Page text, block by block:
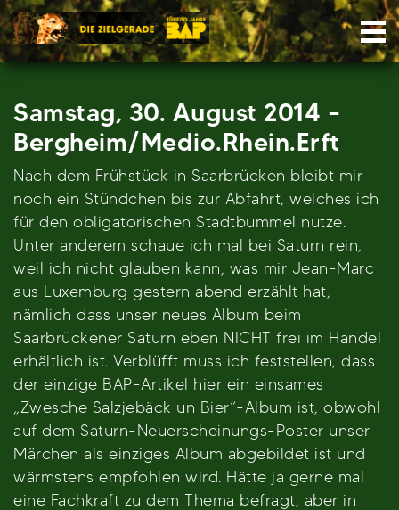
Skip
to
content
Samstag, 30. August 2014 –
Bergheim/Medio.Rhein.Erft
Nach dem Frühstück in Saarbrücken bleibt mir
noch ein Stündchen bis zur Abfahrt, welches ich
für den obligatorischen Stadtbummel nutze.
Unter anderem schaue ich mal bei Saturn rein,
weil ich nicht glauben kann, was mir Jean-Marc
aus Luxemburg gestern abend erzählt hat,
nämlich dass unser neues Album beim
Saarbrückener Saturn eben NICHT frei im Handel
erhältlich ist. Verblüfft muss ich feststellen, dass
der einzige BAP-Artikel hier ein einsames
„Zwesche Salzjebäck un Bier“-Album ist, obwohl
auf dem Saturn-Neuerscheinungs-Poster unser
Märchen als einziges Album abgebildet ist und
wärmstens empfohlen wird. Hätte ja gerne mal
eine Fachkraft zu dem Thema befragt, aber in